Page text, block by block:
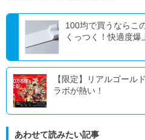
100均で買うならこ
くっつく！快適度爆
【限定】リアルゴール
ラボが熱い！
あわせて読みたい記事